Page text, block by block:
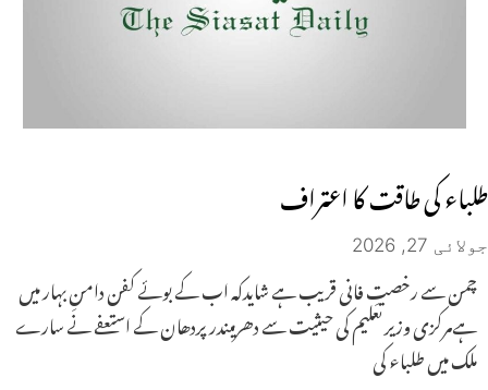
طلباء کی طاقت کا اعتراف
جولائی 27, 2026
چمن سے رخصتِ فانی قریب ہے شایدکہ اب کے بوئے کفن دامنِ بہار میں
ہےمرکزی وزیر تعلیم کی حیثیت سے دھرمیندر پردھان کے استعفے نے سارے
ملک میں طلباء کی